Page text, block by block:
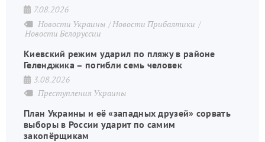
7.08.2026
Новости Украины
Новости Прибалтики
Новости Белоруссии
Киевский режим ударил по пляжу в районе
Геленджика – погибли семь человек
3.08.2026
Преступления Украины
План Украины и её «западных друзей» сорвать
выборы в России ударит по самим
закопёрщикам